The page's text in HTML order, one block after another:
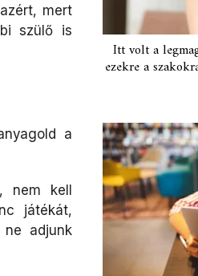
mert
szülő is
a
nem kell
játékát,
adjunk
Itt volt a
ezekre a